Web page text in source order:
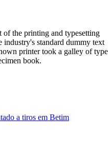
the printing and typesetting
industry's standard dummy text
printer took a galley of type
book.